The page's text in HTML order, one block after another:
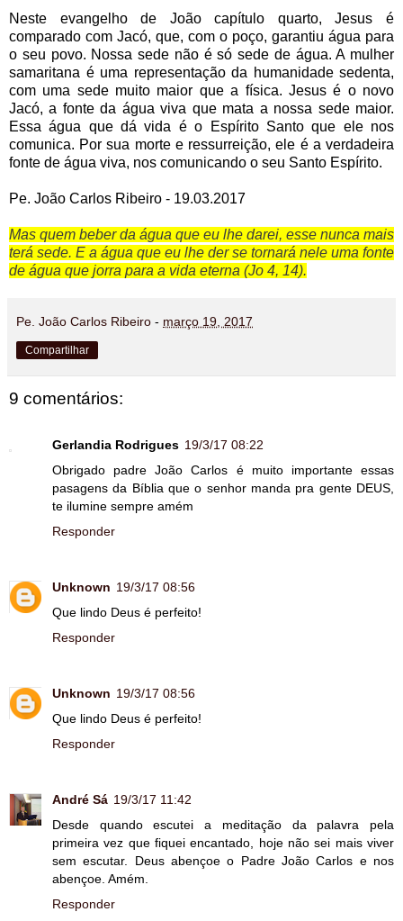
Neste evangelho de João capítulo quarto, Jesus é
comparado com Jacó, que, com o poço, garantiu água para
o seu povo. Nossa sede não é só sede de água. A mulher
samaritana é uma representação da humanidade sedenta,
com uma sede muito maior que a física. Jesus é o novo
Jacó, a fonte da água viva que mata a nossa sede maior.
Essa água que dá vida é o Espírito Santo que ele nos
comunica. Por sua morte e ressurreição, ele é a verdadeira
fonte de água viva, nos comunicando o seu Santo Espírito.
Pe. João Carlos Ribeiro - 19.03.2017
Mas quem beber da água que eu lhe darei, esse nunca mais
terá sede. E a água que eu lhe der se tornará nele uma fonte
de água que jorra para a vida eterna (Jo 4, 14).
Pe. João Carlos Ribeiro - março 19, 2017
Compartilhar
9 comentários:
Gerlandia Rodrigues 19/3/17 08:22
Obrigado padre João Carlos é muito importante essas
pasagens da Bíblia que o senhor manda pra gente DEUS,
te ilumine sempre amém
Responder
Unknown 19/3/17 08:56
Que lindo Deus é perfeito!
Responder
Unknown 19/3/17 08:56
Que lindo Deus é perfeito!
Responder
André Sá 19/3/17 11:42
Desde quando escutei a meditação da palavra pela
primeira vez que fiquei encantado, hoje não sei mais viver
sem escutar. Deus abençoe o Padre João Carlos e nos
abençoe. Amém.
Responder